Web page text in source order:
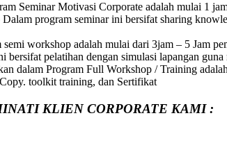
Seminar Motivasi Corporate adalah mulai 1
program seminar ini bersifat sharing
workshop adalah mulai dari 3jam – 5 Jam
pelatihan dengan simulasi lapangan
dalam Program Full Workshop / Training
toolkit training, dan Sertifikat
KLIEN CORPORATE KAMI :